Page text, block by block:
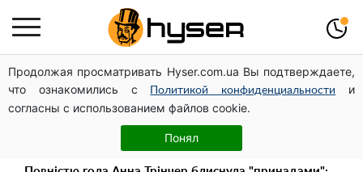
Продолжая просматривать Hyser.com.ua Вы подтверждаете,
что ознакомились с
Политикой конфиденциальности
и
согласны с использованием файлов cookie.
Понял
Чи може Поштова площа стати головною точкою
входу до історичного Києва
Дрони із націнкою: Олександр Конотопський вивів
мільйони оборонного бюджету через фіктивну фірму в